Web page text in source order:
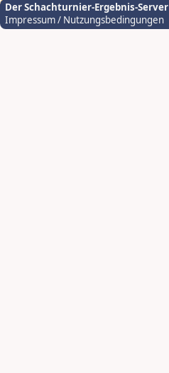
Der Schachturnier-Ergebnis-Server
Impressum / Nutzungsbedingungen